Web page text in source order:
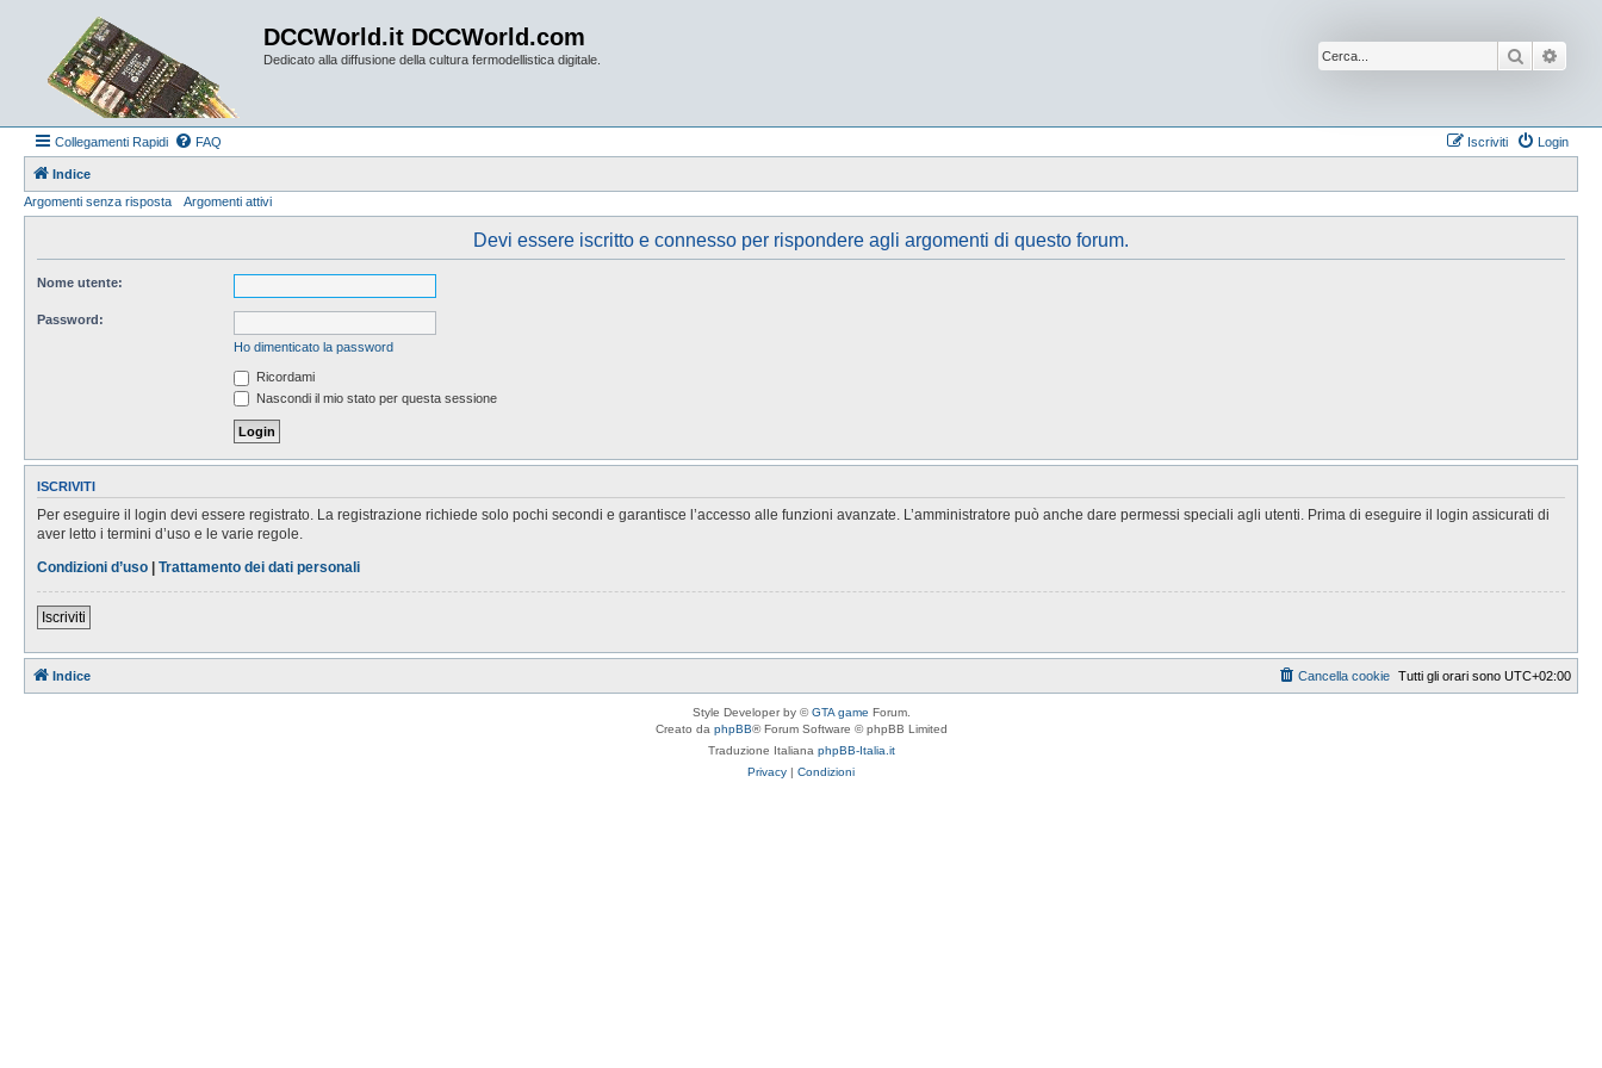
DCCWorld.it DCCWorld.com
Dedicato alla diffusione della cultura fermodellistica digitale. Cerca
Collegamenti Rapidi FAQ Login
Iscriviti
Indice
Argomenti senza risposta
Argomenti attivi
Devi essere iscritto e connesso per rispondere agli argomenti di questo forum.
Nome utente:
Password:
Ho dimenticato la password
Ricordami
Nascondi il mio stato per questa sessione
ISCRIVITI
Per eseguire il login devi essere registrato. La registrazione richiede solo pochi secondi e garantisce l’accesso alle funzioni avanzate. L’amministratore può anche dare permessi speciali agli utenti. Prima di eseguire il login assicurati di
aver letto i termini d’uso e le varie regole.
Condizioni d’uso | Trattamento dei dati personali
Iscriviti
Indice Tutti gli orari sono UTC+02:00
Cancella cookie
Style Developer by ©GTA game Forum.
Creato da phpBB® Forum Software © phpBB Limited
Traduzione Italiana phpBB-Italia.it
Privacy | Condizioni